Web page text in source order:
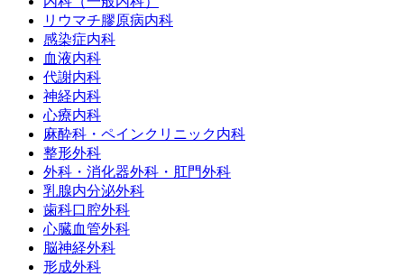
リウマチ膠原病内科
感染症内科
血液内科
代謝内科
神経内科
心療内科
麻酔科・ペインクリニック内科
整形外科
外科・消化器外科・肛門外科
乳腺内分泌外科
歯科口腔外科
心臓血管外科
脳神経外科
形成外科